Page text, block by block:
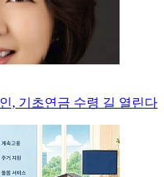
, 기초연금 수령 길 열린다